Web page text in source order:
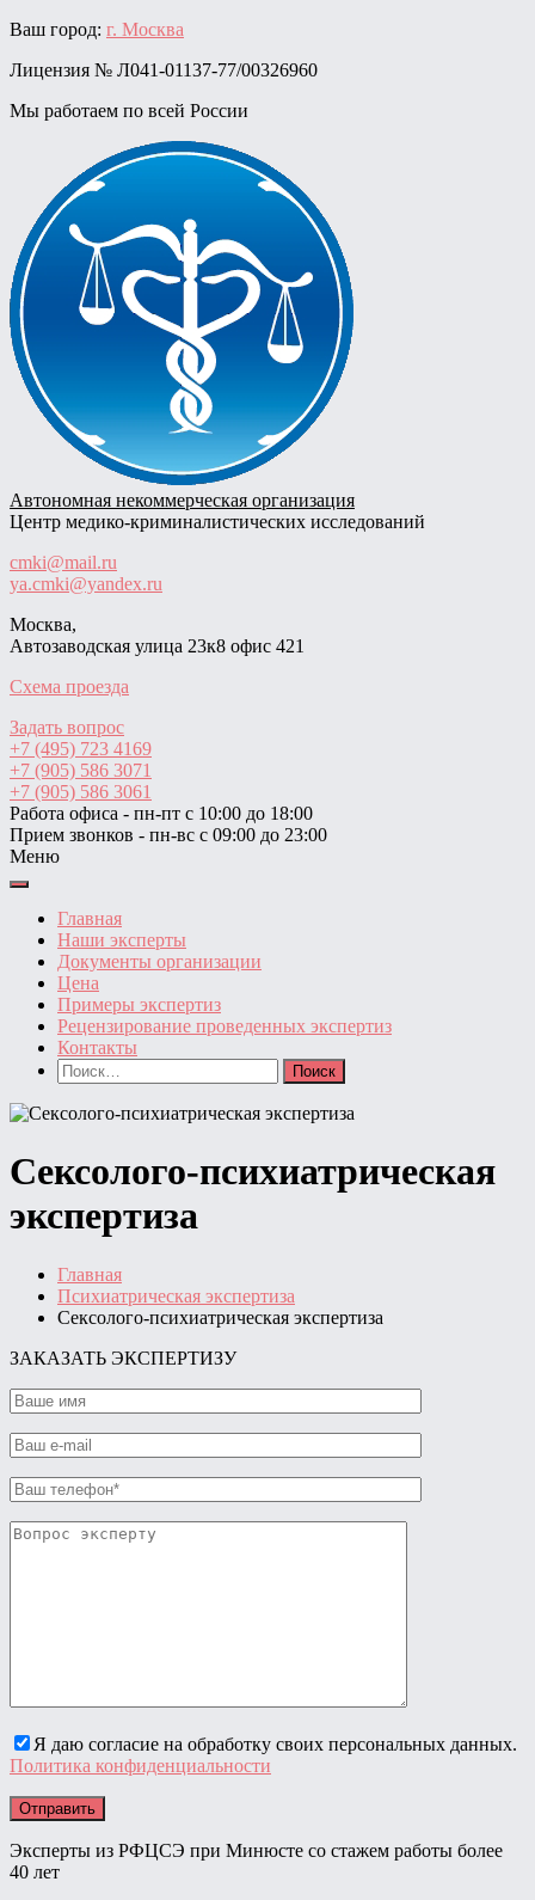
Skip
content
Ваш город: г. Москва
Лицензия № Л041-01137-77/00326960
Мы работаем по всей России
Автономная некоммерческая организация
Центр медико-криминалистических исследований
cmki@mail.ru
ya.cmki@yandex.ru
Москва,
Автозаводская улица 23к8 офис 421
Схема проезда
Задать вопрос
+7 (495) 723 4169
+7 (905) 586 3071
+7 (905) 586 3061
Работа офиса - пн-пт с 10:00 до 18:00
Прием звонков - пн-вс с 09:00 до 23:00
Меню
Главная
Наши эксперты
Документы организации
Цена
Примеры экспертиз
Рецензирование проведенных экспертиз
Контакты
Найти:
Сексолого-психиатрическая
экспертиза
Главная
Психиатрическая экспертиза
Сексолого-психиатрическая экспертиза
ЗАКАЗАТЬ ЭКСПЕРТИЗУ
Я даю согласие на обработку своих персональных данных.
Политика конфиденциальности
Эксперты из РФЦСЭ при Минюсте со стажем работы более
40 лет